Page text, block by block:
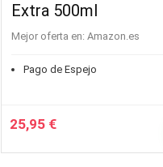
Extra 500ml
Mejor oferta en: Amazon.es
Pago de Espejo
25,95 €